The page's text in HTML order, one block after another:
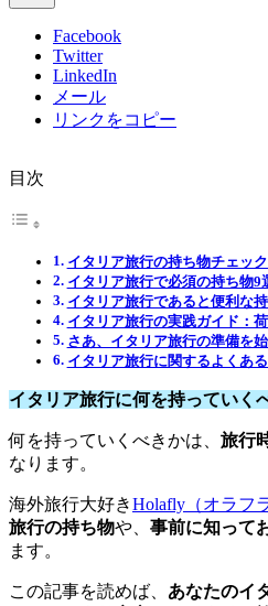
Facebook
Twitter
LinkedIn
メール
リンクをコピー
目次
イタリア旅行の持ち物チェッ
イタリア旅行で必須の持ち物9
イタリア旅行であると便利な
イタリア旅行の実践ガイド：
さあ、イタリア旅行の準備を始
イタリア旅行に関するよくあ
イタリア旅行に何を持っていく
何を持っていくべきかは、 旅行
なります。
海外旅行大好きHolafly（オラフ
旅行の持ち物や、 事前に知って
ます。
この記事を読めば、 あなたのイ